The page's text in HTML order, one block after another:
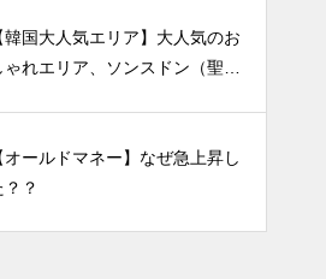
韓国大人気エリア】大人気のお
ゃれエリア、ソンスドン（聖水
オールドマネー】なぜ急上昇し
？？